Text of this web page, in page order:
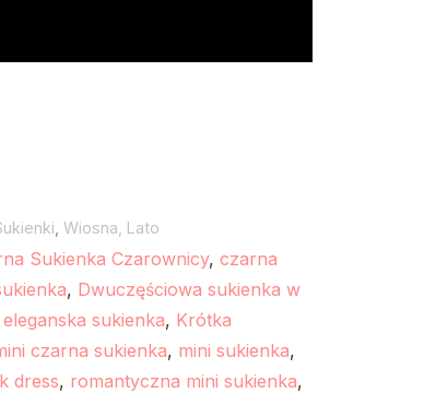
Wiosna, Lato
Sukienka Czarownicy, czarna
, Dwuczęściowa sukienka w
eleganska sukienka, Krótka
czarna sukienka, mini sukienka,
dress, romantyczna mini sukienka,